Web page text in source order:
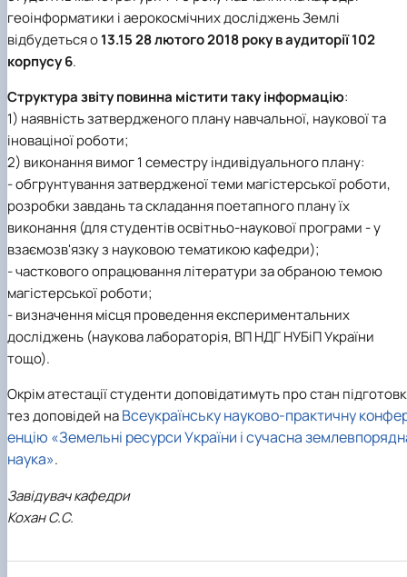
геоінформатики і аерокосмічних досліджень Землі
відбудетьсяо13.15 28 лютого 2018 року в аудиторії 102
корпусу 6.
Структура звіту повинна містити таку інформацію:
1) наявність затвердженого плану навчальної, наукової та
іноваціної роботи;
2) виконання вимог 1 семестру індивідуального плану:
- обгрунтування затвердженої теми магістерської роботи,
розробки завдань та складання поетапного плану їх
виконання (для студентів освітньо-наукової програми - у
взаємозв'язку з науковою тематикою кафедри);
- часткового опрацювання літератури за обраною темою
магістерської роботи;
- визначення місця проведення експериментальних
досліджень (наукова лабораторія, ВП НДГ НУБіП України
тощо).
Окрім атестації студенти доповідатимуть про стан
тез доповідей наВсеукраїнську науково-практичну
енцію «Земельні ресурси України і сучасна
наука».
Завідувач кафедри
Кохан С.С.